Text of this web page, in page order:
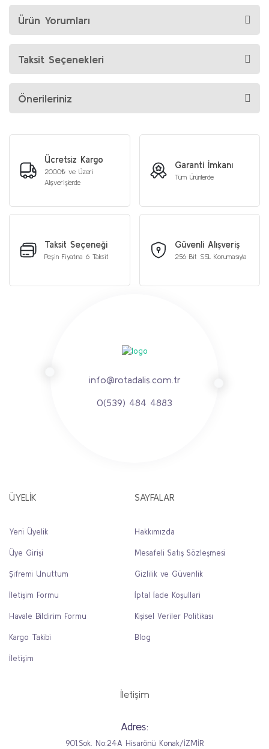
Ürün Yorumları
Taksit Seçenekleri
Önerileriniz
Ücretsiz Kargo
2000₺ ve Üzeri
Alışverişlerde
Garanti İmkanı
Tüm Ürünlerde
Taksit Seçeneği
Peşin Fiyatına 6 Taksit
Güvenli Alışveriş
256 Bit SSL Korumasıyla
info@rotadalis.com.tr
0(539) 484 4883
ÜYELİK
Yeni Üyelik
Üye Girişi
Şifremi Unuttum
İletişim Formu
Havale Bildirim Formu
Kargo Takibi
İletişim
SAYFALAR
Hakkımızda
Mesafeli Satış Sözleşmesi
Gizlilik ve Güvenlik
İptal İade Koşullari
Kişisel Veriler Politikası
Blog
İletişim
Adres:
901.Sok. No:24A Hisarönü Konak/İZMİR